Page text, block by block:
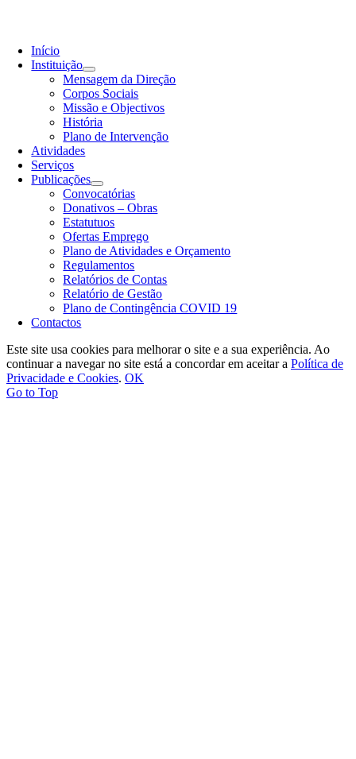
Início
Instituição
Mensagem da Direção
Corpos Sociais
Missão e Objectivos
História
Plano de Intervenção
Atividades
Serviços
Publicações
Convocatórias
Donativos – Obras
Estatutuos
Ofertas Emprego
Plano de Atividades e Orçamento
Regulamentos
Relatórios de Contas
Relatório de Gestão
Plano de Contingência COVID 19
Contactos
Este site usa cookies para melhorar o site e a sua experiência. Ao
continuar a navegar no site está a concordar em aceitar a Política de
Privacidade e Cookies. OK
Go to Top